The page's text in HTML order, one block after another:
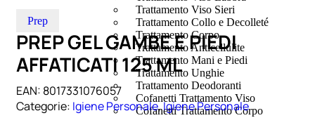
Trattamento Viso Sieri
Trattamento Collo e Decolleté
Trattamento Corpo
Trattamento Anticellulite
Trattamento Mani e Piedi
Trattamento Unghie
Trattamento Deodoranti
Cofanetti Trattamento Viso
Cofanetti Trattamento Corpo
Prep
PREP GEL GAMBE E PIEDI
AFFATICATI 125 ML
EAN: 8017331076057
Categorie: Igiene Personale,Igiene Personale